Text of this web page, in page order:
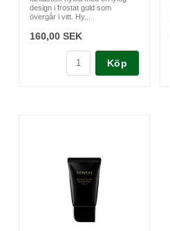
design i frostat guld som
övergår i vitt. Hy...
160,00 SEK
Köp